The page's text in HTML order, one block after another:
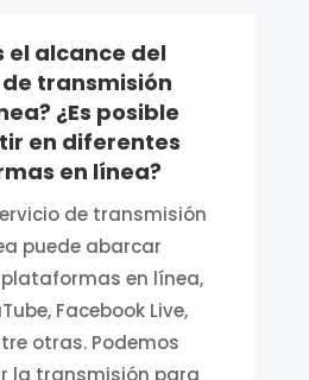
el alcance del
transmisión
¿Es posible
en diferentes
en línea?
de transmisión
puede abarcar
en línea,
Facebook Live,
otras. Podemos
la transmisión para